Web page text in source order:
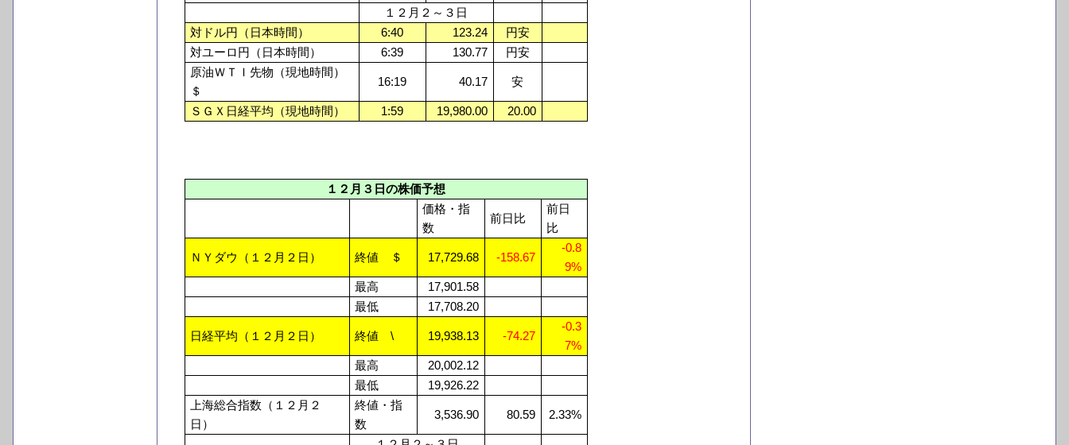
１２月２～３日
対ドル円（日本時間）
6:40 123.24
円安
対ユーロ円（日本時間）
6:39 130.77
円安
原油ＷＴＩ先物（現地時間）
＄
16:19 40.17 安
ＳＧＸ日経平均（現地時間） 1:59 19,980.00 20.00
１２月３日の株価予想
価格・指
数
前日比
前日
比
ＮＹダウ（１２月２日） 終値 ＄ 17,729.68 -158.67
-0.8
9%
最高
17,901.58
最低
17,708.20
日経平均（１２月２日） 終値 \ 19,938.13 -74.27
-0.3
7%
最高
20,002.12
最低
19,926.22
上海総合指数（１２月２
日）
終値・指
数
3,536.90 80.59 2.33%